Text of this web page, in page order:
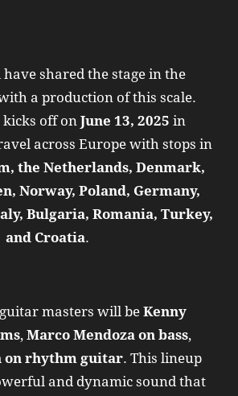
shared the stage in the
a production of this scale.
off on June 13, 2025 in
across Europe with stops in
the Netherlands, Denmark,
Norway, Poland, Germany,
Bulgaria, Romania, Turkey,
and Croatia.
masters will be Kenny
, Marco Mendoza on bass,
on rhythm guitar. This lineup
and dynamic sound that